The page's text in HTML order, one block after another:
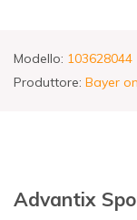
Modello: 103628044
Produttore: Bayer
Advantix